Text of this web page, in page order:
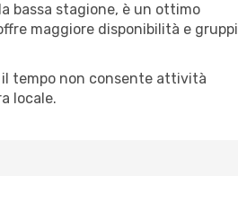
bassa stagione, è un ottimo
maggiore disponibilità e gruppi
tempo non consente attività
locale.